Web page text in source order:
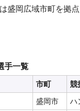
盛岡広域市町を拠
手一覧
市町
競
盛岡市
ハ